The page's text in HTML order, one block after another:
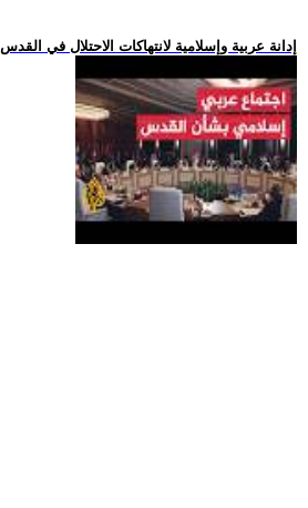
.. إدانة عربية وإسلامية لانتهاكات الاحتلال في القدس